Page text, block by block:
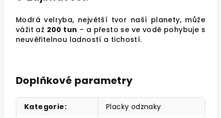
Modrá velryba, největší tvor naší planety, může
vážit až 200 tun – a přesto se ve vodě pohybuje s
neuvěřitelnou ladností a tichostí.
Doplňkové parametry
Kategorie:
Placky odznaky